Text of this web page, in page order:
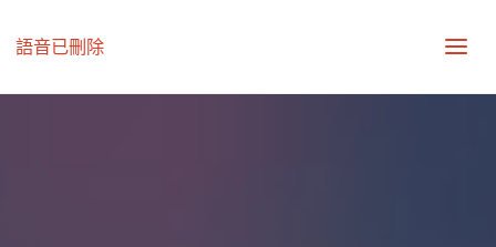
語音已刪除